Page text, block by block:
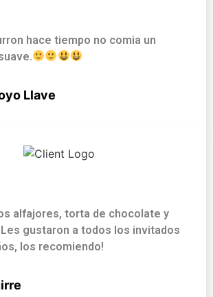
hace tiempo no comia un
Llave
alfajores, torta de chocolate y
Les gustaron a todos los invitados
los recomiendo!